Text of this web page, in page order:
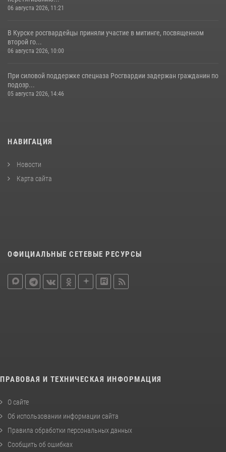
06 августа 2026, 11:21
В Курске росгвардейцы приняли участие в митинге, посвященном
второй го...
06 августа 2026, 10:00
При силовой поддержке спецназа Росгвардии задержан гражданин по
подозр...
05 августа 2026, 14:46
НАВИГАЦИЯ
Новости
Карта сайта
ОФИЦИАЛЬНЫЕ СЕТЕВЫЕ РЕСУРСЫ
ПРАВОВАЯ И ТЕХНИЧЕСКАЯ ИНФОРМАЦИЯ
О сайте
Об использовании информации сайта
Правила обработки персональных данных
Сообщить об ошибках